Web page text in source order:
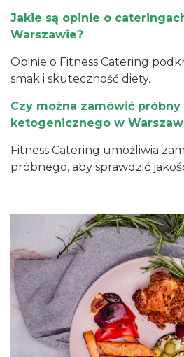
Jakie są opinie o
Warszawie?
Opinie o Fitness Catering
smak i skuteczność diety.
Czy można zamówić
ketogenicznego w
Fitness Catering umożliwia
próbnego, aby sprawdzić